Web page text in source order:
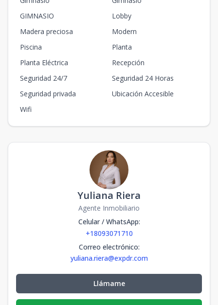
GIMNASIO
Lobby
Madera preciosa
Modern
Piscina
Planta
Planta Eléctrica
Recepción
Seguridad 24/7
Seguridad 24 Horas
Seguridad privada
Ubicación Accesible
Wifi
Yuliana Riera
Agente Inmobiliario
Celular / WhatsApp:
+18093071710
Correo electrónico:
yuliana.riera@expdr.com
Llámame